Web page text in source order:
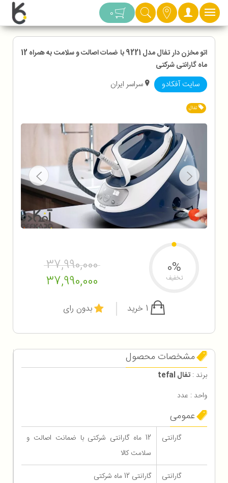
دسته بندی 0
اتو مخزن دار تفال مدل 9221 با ضمات اصالت و سلامت به همراه 12
ماه گارانتی شرکتی
سایت آفکادو سراسر ایران
تفال
37,990,000
37,990,000
0%
تخفیف
بدون رای
مشخصات محصول
برند : تفال tefal
واحد : عدد
عمومی
گارانتی
12 ماه گارانتی شرکتی با ضمانت اصالت و
سلامت کالا
گارانتی
گارانتی 12 ماه شرکتی